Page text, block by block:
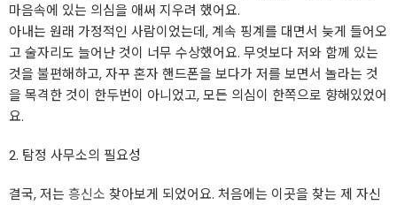
마음속에 있는 의심을 애써 지우려 했어요.
아내는 원래 가정적인 사람이었는데, 계속 핑계를 대면서 늦게 들어오
고 술자리도 늘어난 것이 너무 수상했어요. 무엇보다 저와 함께 있는
것을 불편해하고, 자꾸 혼자 핸드폰을 보다가 저를 보면서 놀라는 것
을 목격한 것이 한두번이 아니었고, 모든 의심이 한쪽으로 향해있었어
요.
2. 탐정 사무소의 필요성
결국, 저는 흥신소 찾아보게 되었어요. 처음에는 이곳을 찾는 제 자신